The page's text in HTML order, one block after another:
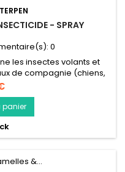
- SPRAY
0
les insectes volants et
de compagnie (chiens,
Action choc et
action : par contact et
occasionnées par
et extérieur.
panier